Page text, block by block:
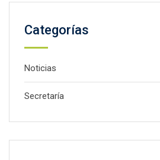
Categorías
Noticias
Secretaría